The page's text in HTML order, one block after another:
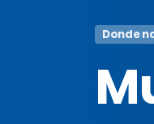
Donde